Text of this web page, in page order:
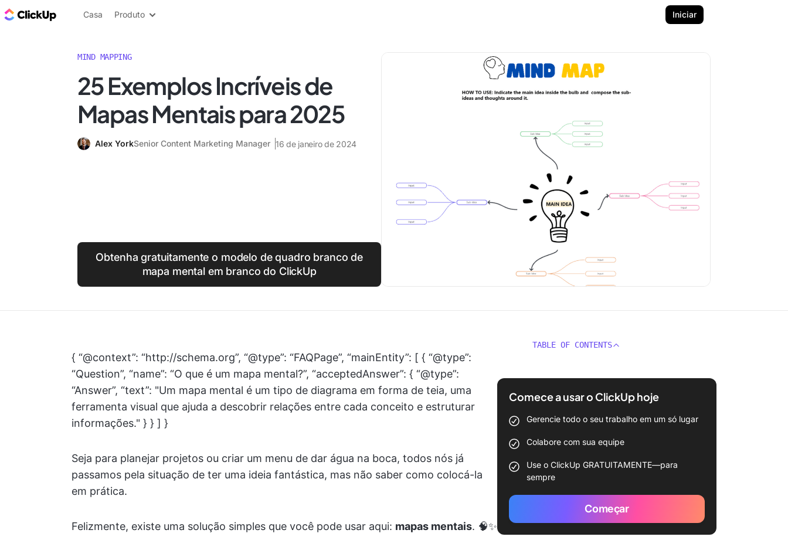
ClickUp Blogue
Casa Produto Iniciar
MIND MAPPING
25 Exemplos Incríveis de
Mapas Mentais para 2025
Alex YorkSenior Content Marketing Manager 16 de janeiro de 2024
Obtenha gratuitamente o modelo de quadro branco de
mapa mental em branco do ClickUp
{ “@context”: “http://schema.org”, “@type”: “FAQPage”, “mainEntity”: [ { “@type”:
“Question”, “name”: “O que é um mapa mental?”, “acceptedAnswer”: { “@type”:
“Answer”, “text”: "Um mapa mental é um tipo de diagrama em forma de teia, uma
ferramenta visual que ajuda a descobrir relações entre cada conceito e estruturar
informações." } } ] }
Seja para planejar projetos ou criar um menu de dar água na boca, todos nós já
passamos pela situação de ter uma ideia fantástica, mas não saber como colocá-la
em prática.
Felizmente, existe uma solução simples que você pode usar aqui: mapas mentais. 🧠✨
TABLE OF CONTENTS
Comece a usar o ClickUp hoje
Gerencie todo o seu trabalho em um só lugar
Colabore com sua equipe
Use o ClickUp GRATUITAMENTE—para
sempre
Começar